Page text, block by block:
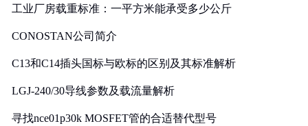
工业厂房载重标准：一平方米能承受多少公斤
CONOSTAN公司简介
C13和C14插头国标与欧标的区别及其标准解析
LGJ-240/30导线参数及载流量解析
寻找nce01p30k MOSFET管的合适替代型号